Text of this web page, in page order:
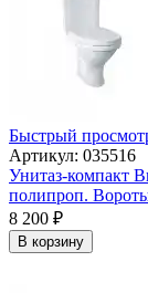
Быстрый
Артикул: 035516
Унитаз-компакт
полипроп.
8 200 ₽
В корзину